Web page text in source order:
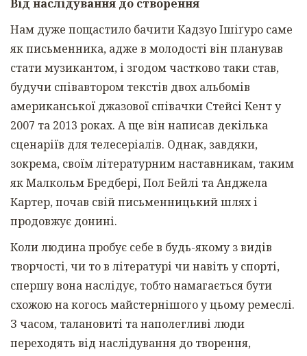
Від наслідування до створення
Нам дуже пощастило бачити Кадзуо Ішіґуро саме
як письменника, адже в молодості він планував
стати музикантом, і згодом частково таки став,
будучи співавтором текстів двох альбомів
американської джазової співачки Стейсі Кент у
2007 та 2013 роках. А ще він написав декілька
сценаріїв для телесеріалів. Однак, завдяки,
зокрема, своїм літературним наставникам, таким
як Малкольм Бредбері, Пол Бейлі та Анджела
Картер, почав свій письменницький шлях і
продовжує донині.
Коли людина пробує себе в будь-якому з видів
творчості, чи то в літературі чи навіть у спорті,
спершу вона наслідує, тобто намагається бути
схожою на когось майстернішого у цьому ремеслі.
З часом, талановиті та наполегливі люди
переходять від наслідування до творення,